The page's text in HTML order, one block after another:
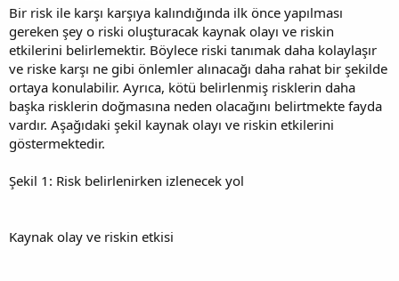
Bir risk ile karşı karşıya kalındığında ilk önce yapılması
gereken şey o riski oluşturacak kaynak olayı ve riskin
etkilerini belirlemektir. Böylece riski tanımak daha kolaylaşır
ve riske karşı ne gibi önlemler alınacağı daha rahat bir şekilde
ortaya konulabilir. Ayrıca, kötü belirlenmiş risklerin daha
başka risklerin doğmasına neden olacağını belirtmekte fayda
vardır. Aşağıdaki şekil kaynak olayı ve riskin etkilerini
göstermektedir.
Şekil 1: Risk belirlenirken izlenecek yol
Kaynak olay ve riskin etkisi